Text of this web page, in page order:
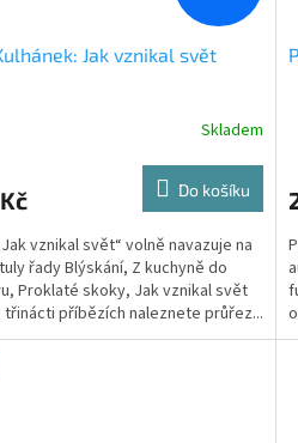
Jak vznikal svět
Skladem
Do košíku
vznikal svět“ volně navazuje na
řady Blýskání, Z kuchyně do
Proklaté skoky, Jak vznikal svět
třinácti příbězích naleznete průřez...